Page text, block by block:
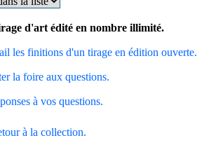
d'art édité en nombre illimité.
les finitions d'un tirage en édition ouverte.
la foire aux questions.
à vos questions.
à la collection.